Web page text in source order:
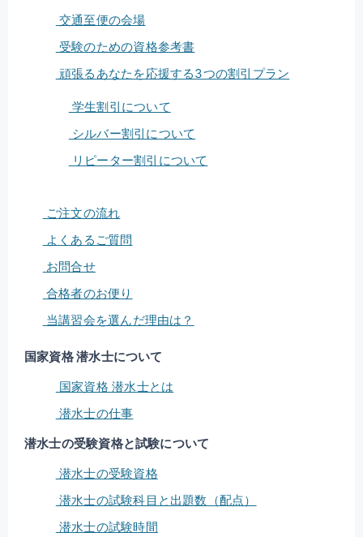
交通至便の会場
受験のための資格参考書
頑張るあなたを応援する3つの割引プラン
学生割引について
シルバー割引について
リピーター割引について
ご注文の流れ
よくあるご質問
お問合せ
合格者のお便り
当講習会を選んだ理由は？
国家資格 潜水士について
国家資格 潜水士とは
潜水士の仕事
潜水士の受験資格と試験について
潜水士の受験資格
潜水士の試験科目と出題数（配点）
潜水士の試験時間